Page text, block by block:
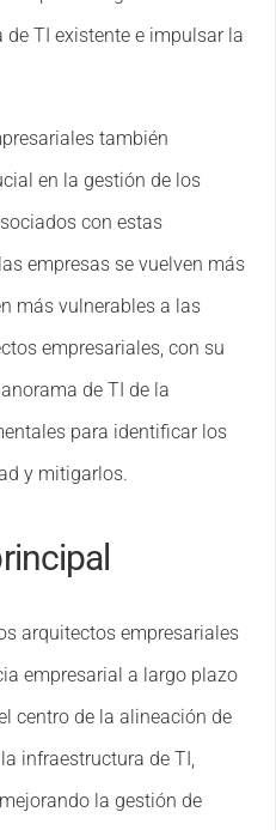
TI existente e impulsar la
también
en la gestión de los
con estas
empresas se vuelven más
más vulnerables a las
empresariales, con su
de TI de la
para identificar los
y mitigarlos.
arquitectos empresariales
empresarial a largo plazo
centro de la alineación de
infraestructura de TI,
la gestión de